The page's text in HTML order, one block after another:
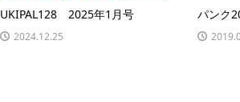
UKIPAL128 2025年1月号
2024.12.25
パンク